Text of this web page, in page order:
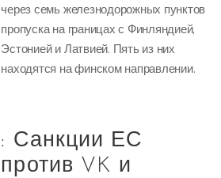
через семь железнодорожных пунктов
пропуска на границах с Финляндией,
Эстонией и Латвией. Пять из них
находятся на финском направлении.
: Санкции ЕС
против VK и